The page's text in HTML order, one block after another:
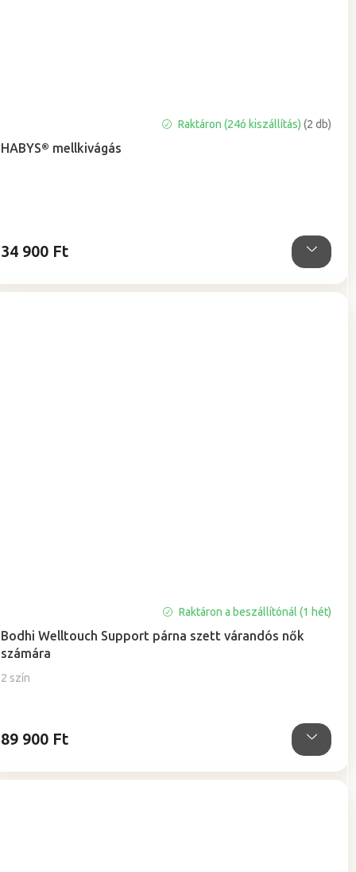
HABYS® mellkivágás
átlagos
Raktáron (24ó kiszállítás)(2 db)
34 900 Ft
Bodhi Welltouch Support párna szett várandós nők
számára
2 szín
Raktáron a beszállítónál (1 hét)
89 900 Ft